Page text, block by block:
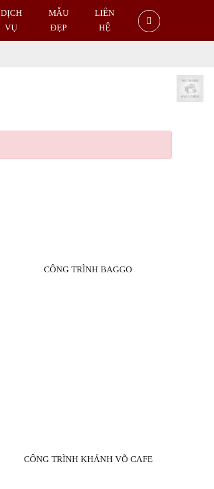
DỊCH
VỤ
MẪU
ĐẸP
LIÊN
HỆ
CÔNG TRÌNH BAGGO
CÔNG TRÌNH KHÁNH VÕ CAFE